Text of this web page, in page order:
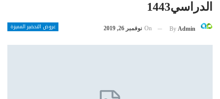
الدراسي1443
عروض التحضير المميزة By Admin
On نوفمبر 26, 2019